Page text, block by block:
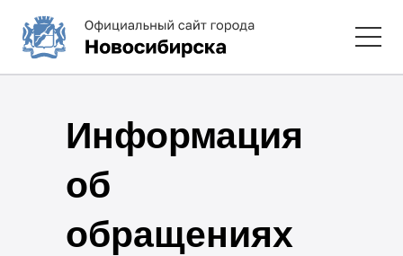
Информация
об
обращениях